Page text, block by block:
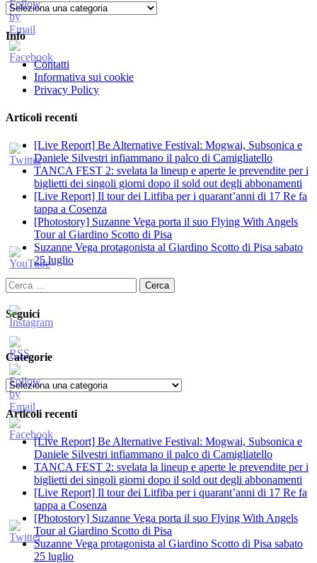
Categorie
Info
Contatti
Informativa sui cookie
Privacy Policy
Articoli recenti
[Live Report] Be Alternative Festival: Mogwai, Subsonica e
Daniele Silvestri infiammano il palco di Camigliatello
TANCA FEST 2: svelata la lineup e aperte le prevendite per i
biglietti dei singoli giorni dopo il sold out degli abbonamenti
[Live Report] Il tour dei Litfiba per i quarant’anni di 17 Re fa
tappa a Cosenza
[Photostory] Suzanne Vega porta il suo Flying With Angels
Tour al Giardino Scotto di Pisa
Suzanne Vega protagonista al Giardino Scotto di Pisa sabato
25 luglio
Ricerca
per:
Seguici
Categorie
Categorie
Articoli recenti
[Live Report] Be Alternative Festival: Mogwai, Subsonica e
Daniele Silvestri infiammano il palco di Camigliatello
TANCA FEST 2: svelata la lineup e aperte le prevendite per i
biglietti dei singoli giorni dopo il sold out degli abbonamenti
[Live Report] Il tour dei Litfiba per i quarant’anni di 17 Re fa
tappa a Cosenza
[Photostory] Suzanne Vega porta il suo Flying With Angels
Tour al Giardino Scotto di Pisa
Suzanne Vega protagonista al Giardino Scotto di Pisa sabato
25 luglio